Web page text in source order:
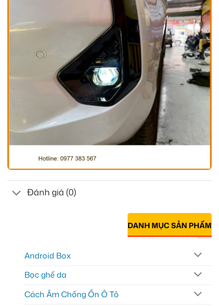
Đánh giá (0)
DANH MỤC SẢN PHẨM
Android Box
Bọc ghế da
Cách Âm Chống Ồn Ô Tô